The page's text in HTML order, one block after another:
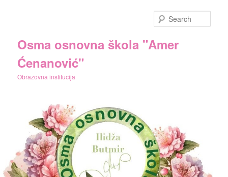
Osma osnovna škola "Amer
Ćenanović"
Obrazovna institucija